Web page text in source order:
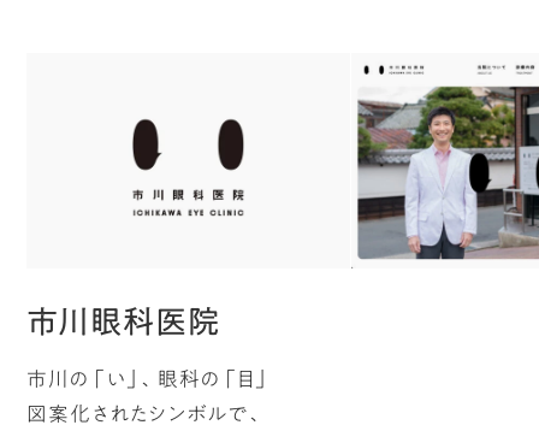
市川眼科医院
市川の「い」、眼科の「目」
図案化されたシンボルで、